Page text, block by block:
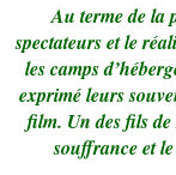
Au terme de la
spectateurs et le
les camps
exprimé leurs
film. Un des fils
souffrance et